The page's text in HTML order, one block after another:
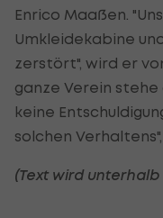
Enrico Maaßen.
Umkleidekabine
zerstört", wird er
ganze Verein stehe
keine
solchen
(Text wird